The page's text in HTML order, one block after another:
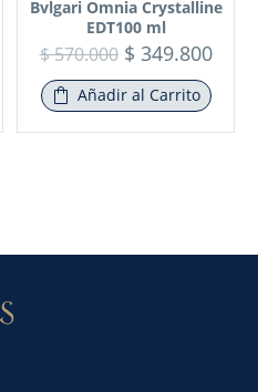
Bvlgari Omnia Crystalline
EDT100 ml
$570.000 $ 349.800
Añadir al Carrito